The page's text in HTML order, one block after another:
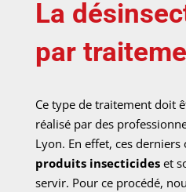
La
par
Ce type de traitement doit
réalisé par des
Lyon. En effet, ces
produits insecticideset
servir. Pour ce procédé,